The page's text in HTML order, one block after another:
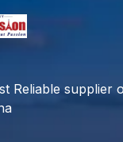
Reliable supplier